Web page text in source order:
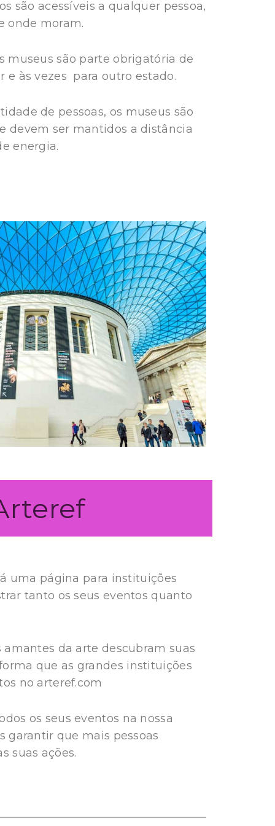
são acessíveis a qualquer pessoa,
onde moram.
museus são parte obrigatória de
e às vezes para outro estado.
de pessoas, os museus são
devem ser mantidos a distância
energia.
uma página para instituições
tanto os seus eventos quanto
da arte descubram suas
que as grandes instituições
no arteref.com
os seus eventos na nossa
garantir que mais pessoas
suas ações.